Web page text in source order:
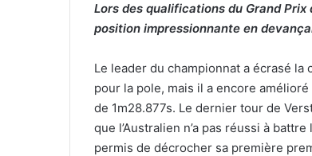
Lors des qualifications du Grand Prix
position impressionnante en
Le leader du championnat a écrasé
pour la pole, mais il a encore
de 1m28.877s. Le dernier tour de
que l’Australien n’a pas réussi à
permis de décrocher sa première